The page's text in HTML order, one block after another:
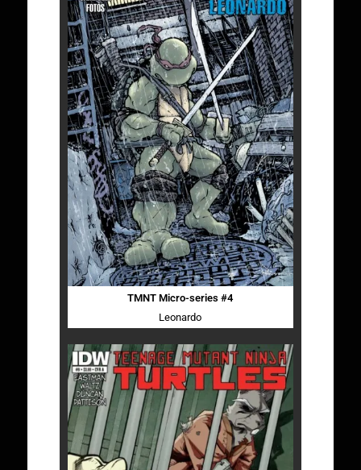
TMNT Micro-series #4
Leonardo